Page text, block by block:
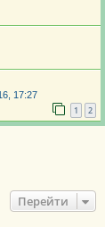
17:27
1 2
Перейти